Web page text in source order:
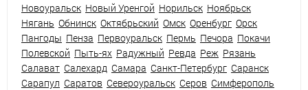
Новоуральск Новый Уренгой Норильск Ноябрьск
Нягань Обнинск Октябрьский Омск Оренбург Орск
Пангоды Пенза Первоуральск Пермь Печора Покачи
Полевской Пыть-ях Радужный Ревда Реж Рязань
Салават Салехард Самара Санкт-Петербург Саранск
Сарапул Саратов Североуральск Серов Симферополь